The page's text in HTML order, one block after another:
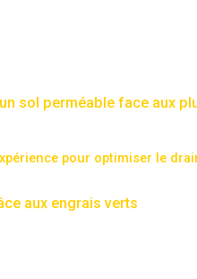
sol perméable face aux
pour optimiser le
aux engrais verts